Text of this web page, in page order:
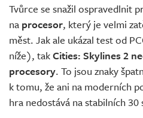
Tvůrce se snažil ospravedlnit
na procesor, který je velmi
měst. Jak ale ukázal test od
níže), takCities: Skylines 2
procesory. To jsou znaky
k tomu, že ani na moderních
hra nedostává na stabilních 30